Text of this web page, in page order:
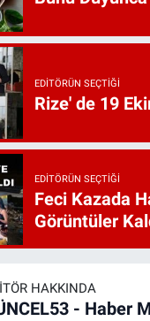
EDITÖRÜN SEÇTIĞI
Rize' de 19
EDITÖRÜN SEÇTIĞI
Feci Kazada
Görüntüler
HAKKINDA
- Haber